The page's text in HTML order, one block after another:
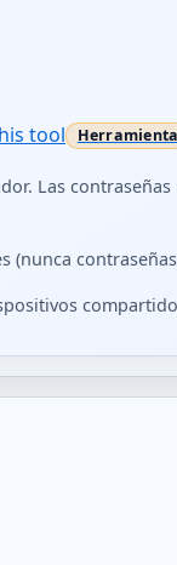
tool
Las
(nunca